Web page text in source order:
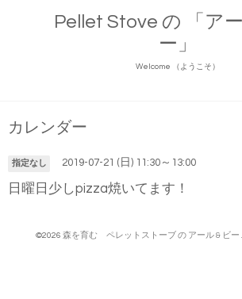
Pellet Stove の 「ア
ー」
Welcome （ようこそ）
カレンダー
指定なし 2019-07-21 (日) 11:30～13:00
日曜日少しpizza焼いてます！
©2026 森を育む ペレットストーブ の アール & ビー